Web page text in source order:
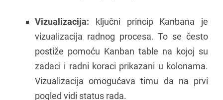
Vizualizacija: ključni princip Kanbana je
vizualizacija radnog procesa. To se često
postiže pomoću Kanban table na kojoj su
zadaci i radni koraci prikazani u kolonama.
Vizualizacija omogućava timu da na prvi
pogled vidi status rada.